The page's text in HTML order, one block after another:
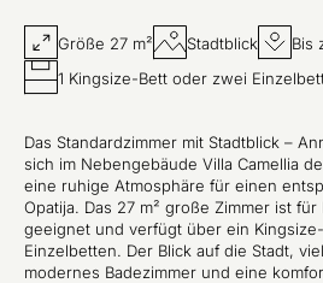
Größe 27 m² Stadtblick
Bis
1 Kingsize-Bett oder zwei
Das Standardzimmer mit Stadtblick –
sich im Nebengebäude Villa Camellia
eine ruhige Atmosphäre für einen
Opatija. Das 27 m² große Zimmer ist
geeignet und verfügt über ein
Einzelbetten. Der Blick auf die Stadt,
modernes Badezimmer und eine